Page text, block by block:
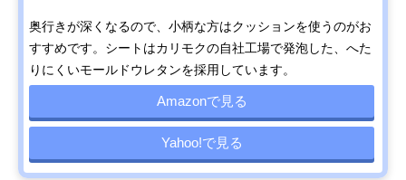
奥行きが深くなるので、小柄な方はクッションを使うのがお
すすめです。シートはカリモクの自社工場で発泡した、へた
りにくいモールドウレタンを採用しています。
Amazonで見る
Yahoo!で見る